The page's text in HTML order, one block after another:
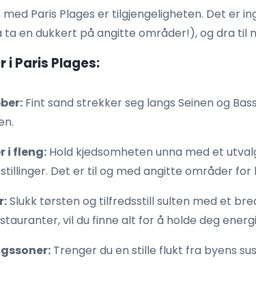
med Paris Plages er tilgjengeligheten. Det er
ta en dukkert på angitte områder!), og dra til
i Paris Plages:
Fint sand strekker seg langs Seinen og
i fleng: Hold kjedsomheten unna med et
Det er til og med angitte områder for
Slukk tørsten og tilfredsstill sulten med et
vil du finne alt for å holde deg
Trenger du en stille flukt fra byens